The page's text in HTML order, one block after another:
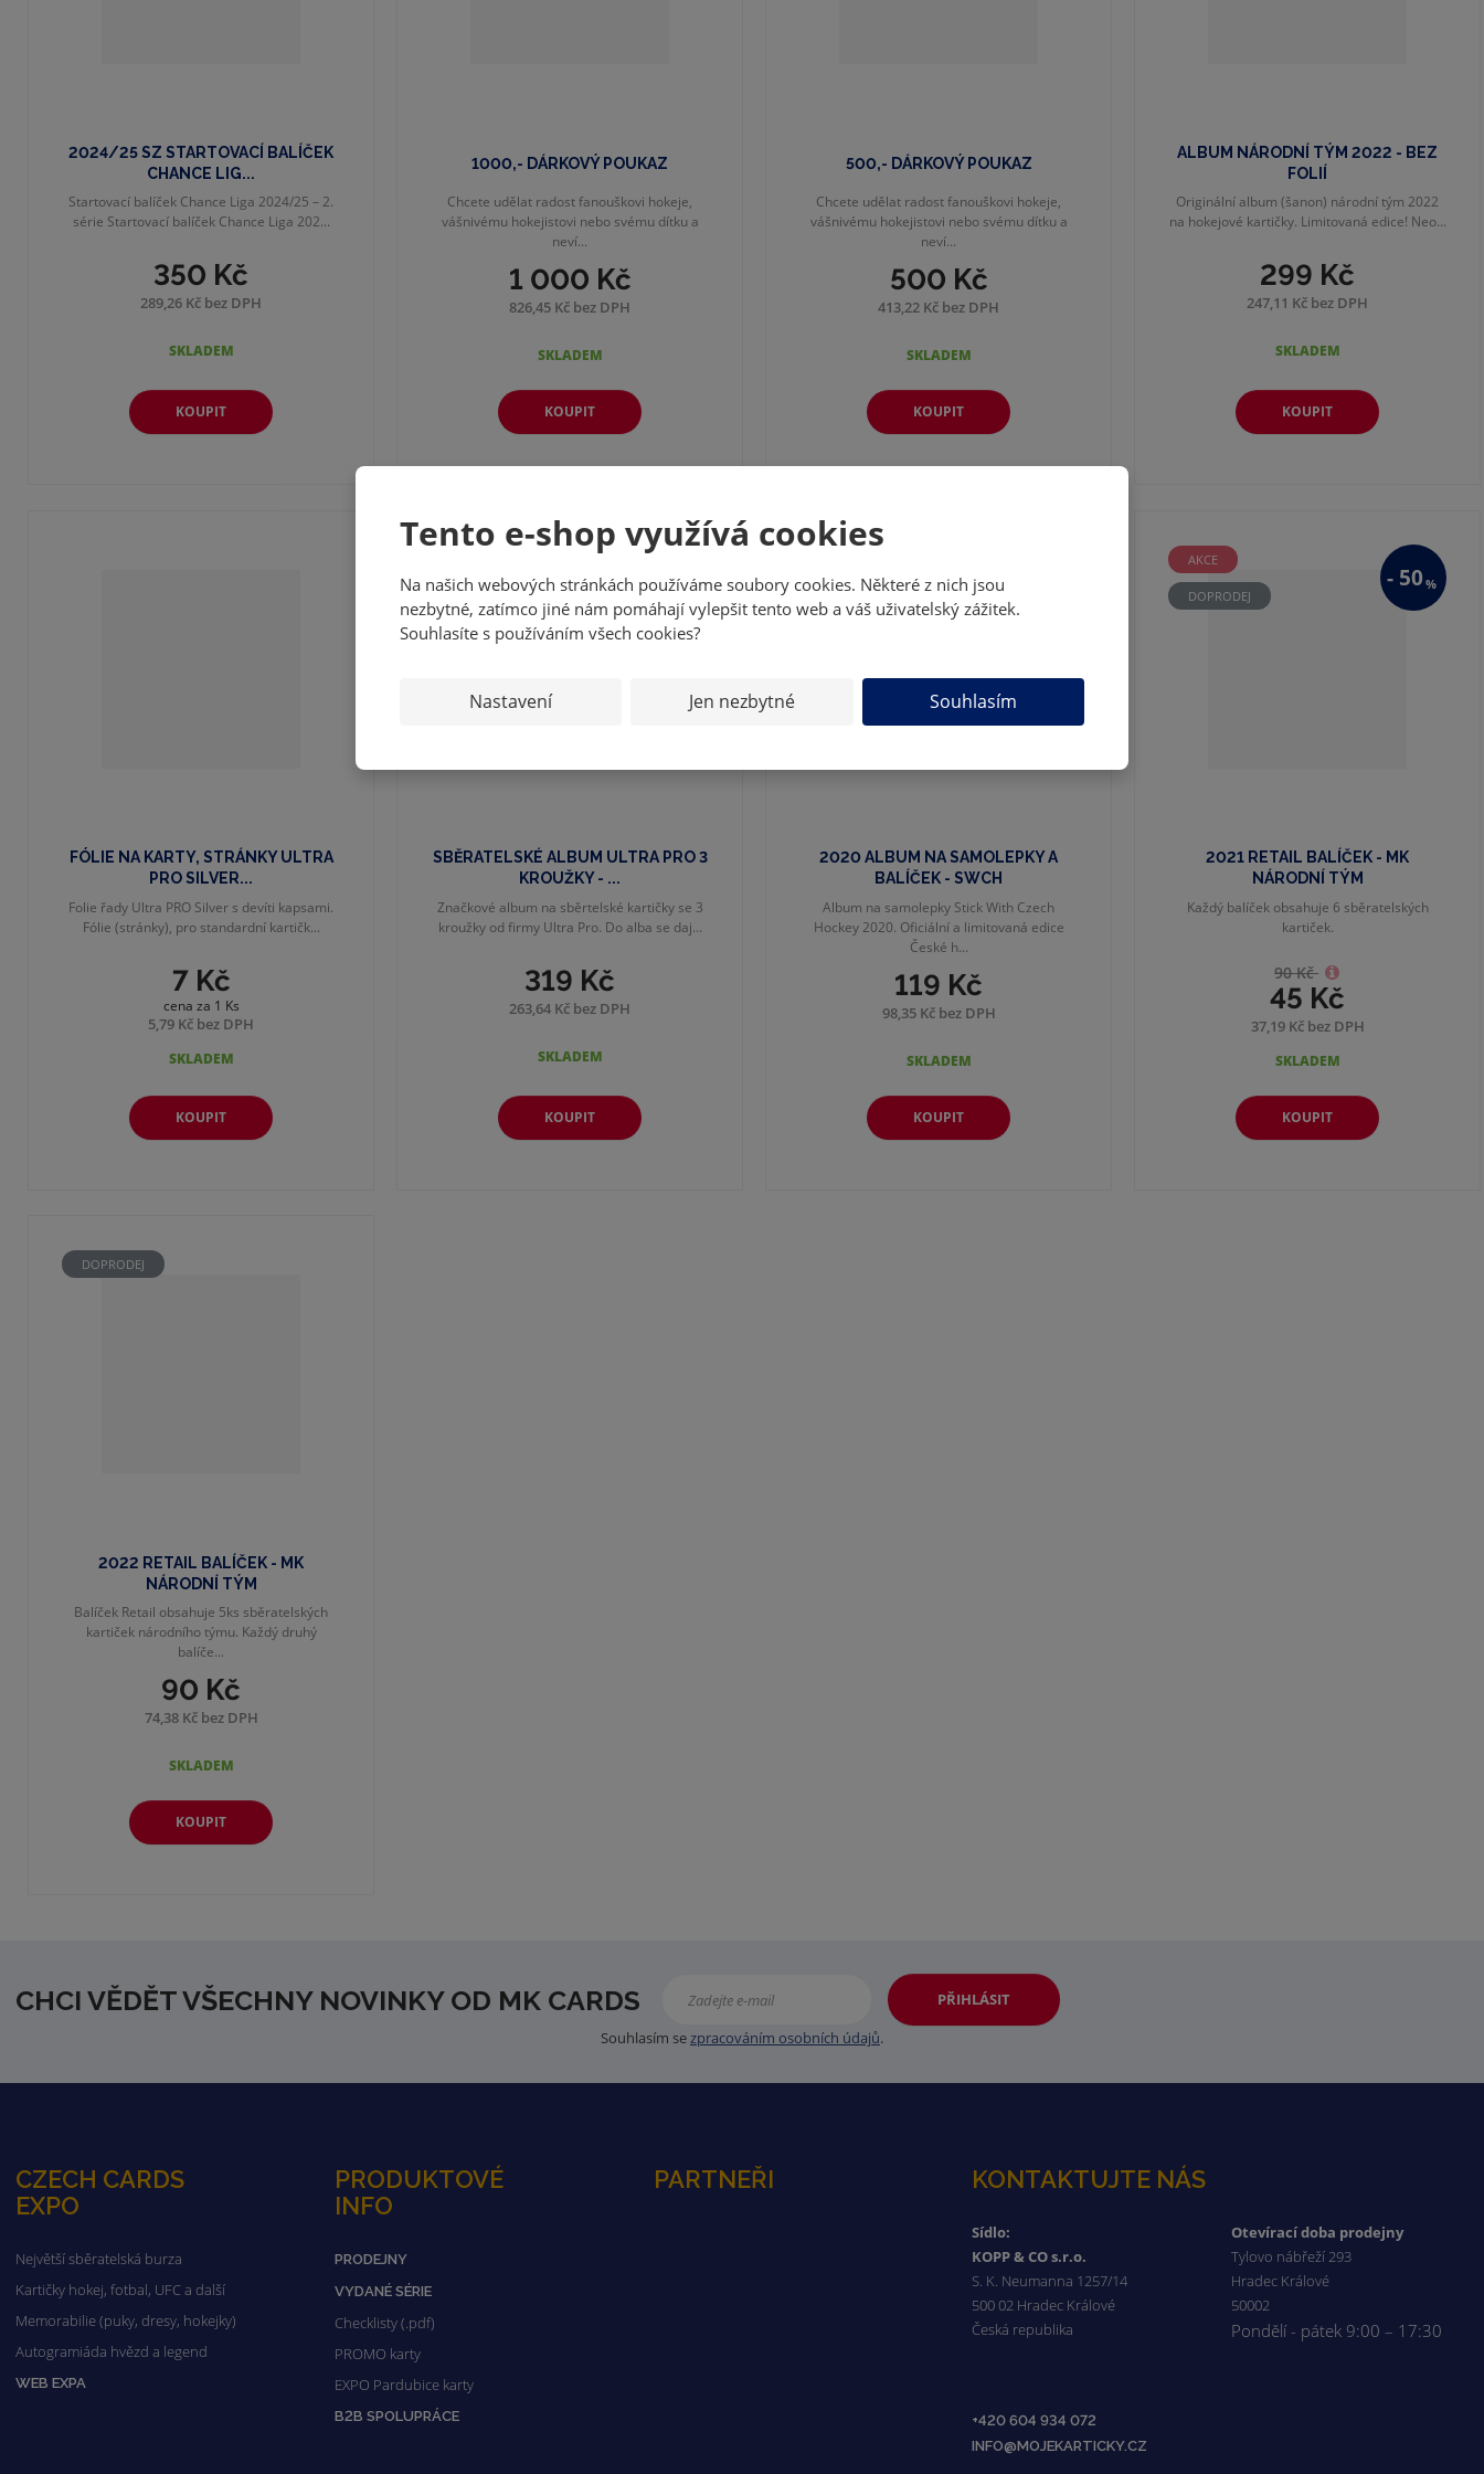
Tento e-shop využívá cookies
Na našich webových stránkách používáme soubory cookies. Některé z nich jsou
nezbytné, zatímco jiné nám pomáhají vylepšit tento web a váš uživatelský zážitek.
Souhlasíte s používáním všech cookies?
Nastavení Jen nezbytné Souhlasím
2024/25 SZ STARTOVACÍ BALÍČEK
CHANCE LIG...
350 Kč
289,26 Kč bez DPH
KOUPIT
SKLADEM
Startovací balíček Chance Liga 2024/25 – 2.
série Startovací balíček Chance Liga 202...
1000,- DÁRKOVÝ POUKAZ
1 000 Kč
826,45 Kč bez DPH
KOUPIT
SKLADEM
Chcete udělat radost fanouškovi hokeje,
vášnivému hokejistovi nebo svému dítku a
neví...
500,- DÁRKOVÝ POUKAZ
500 Kč
413,22 Kč bez DPH
KOUPIT
SKLADEM
Chcete udělat radost fanouškovi hokeje,
vášnivému hokejistovi nebo svému dítku a
neví...
ALBUM NÁRODNÍ TÝM 2022 - BEZ
FOLIÍ
299 Kč
247,11 Kč bez DPH
KOUPIT
SKLADEM
Originální album (šanon) národní tým 2022
na hokejové kartičky. Limitovaná edice! Neo...
FÓLIE NA KARTY, STRÁNKY ULTRA
PRO SILVER...
7 Kč
cena za 1 Ks
5,79 Kč bez DPH
KOUPIT
SKLADEM
Folie řady Ultra PRO Silver s devíti kapsami.
Fólie (stránky), pro standardní kartičk...
SBĚRATELSKÉ ALBUM ULTRA PRO 3
KROUŽKY - ...
319 Kč
263,64 Kč bez DPH
KOUPIT
SKLADEM
Značkové album na sběrtelské kartičky se 3
kroužky od firmy Ultra Pro. Do alba se daj...
2020 ALBUM NA SAMOLEPKY A
BALÍČEK - SWCH
119 Kč
98,35 Kč bez DPH
KOUPIT
SKLADEM
Album na samolepky Stick With Czech
Hockey 2020. Oficiální a limitovaná edice
České h...
- 50%
AKCE
DOPRODEJ
2021 RETAIL BALÍČEK - MK
NÁRODNÍ TÝM
90 Kč
45 Kč
37,19 Kč bez DPH
KOUPIT
SKLADEM
Každý balíček obsahuje 6 sběratelských
kartiček.
DOPRODEJ
2022 RETAIL BALÍČEK - MK
NÁRODNÍ TÝM
90 Kč
74,38 Kč bez DPH
KOUPIT
SKLADEM
Balíček Retail obsahuje 5ks sběratelských
kartiček národního týmu. Každý druhý
balíče...
CHCI VĚDĚT VŠECHNY NOVINKY OD MK CARDS
PŘIHLÁSIT
Souhlasím sezpracováním osobních údajů.
CZECH CARDS
EXPO
Největší sběratelská burza
Kartičky hokej, fotbal, UFC a další
Memorabilie (puky, dresy, hokejky)
Autogramiáda hvězd a legend
WEB EXPA
PRODUKTOVÉ
INFO
PRODEJNY
VYDANÉ SÉRIE
Checklisty (.pdf)
PROMO karty
EXPO Pardubice karty
B2B SPOLUPRÁCE
PARTNEŘI KONTAKTUJTE NÁS
Sídlo:
KOPP & CO s.r.o.
S. K. Neumanna 1257/14
500 02 Hradec Králové
Česká republika
+420 604 934 072
INFO@MOJEKARTICKY.CZ
Otevírací doba prodejny
Tylovo nábřeží 293
Hradec Králové
50002
Pondělí - pátek 9:00 – 17:30